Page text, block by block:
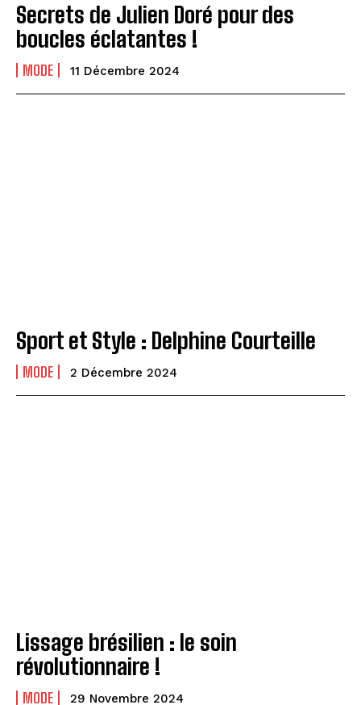
Secrets de Julien Doré pour des
boucles éclatantes !
MODE 11 Décembre 2024
Sport et Style : Delphine Courteille
MODE 2 Décembre 2024
Lissage brésilien : le soin
révolutionnaire !
MODE 29 Novembre 2024